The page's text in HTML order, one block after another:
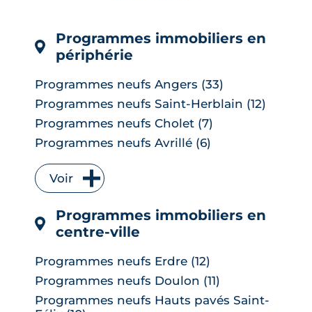
Julien| le 23 Janvier 2025
Programmes immobiliers en
périphérie
Programmes neufs Angers (33)
Programmes neufs Saint-Herblain (12)
Programmes neufs Cholet (7)
Programmes neufs Avrillé (6)
Programmes neufs La Chapelle-sur-
Erdre (6)
Programmes neufs Les Herbiers (4)
Programmes neufs Orvault (4)
Programmes neufs Saint-Sébastien-
Programmes neufs Vertou (4)
Programmes neufs Carquefou (3)
Programmes neufs Les Ponts-de-Cé (3)
Voir
Programmes immobiliers en
centre-ville
Programmes neufs Erdre (12)
Programmes neufs Doulon (11)
Programmes neufs Hauts pavés Saint-